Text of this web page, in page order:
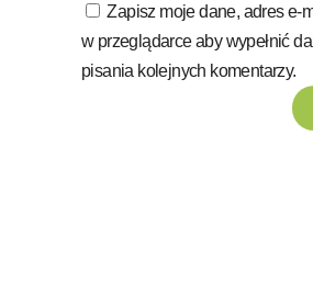
Zapisz moje dane, adres e-
w przeglądarce aby wypełnić
pisania kolejnych komentarzy.